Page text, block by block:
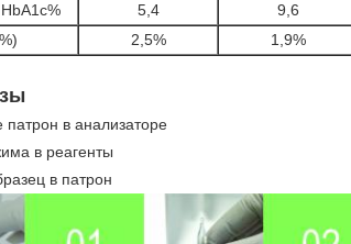
5,4 9,6
2,5% 1,9%
патрон в анализаторе
в реагенты
в патрон